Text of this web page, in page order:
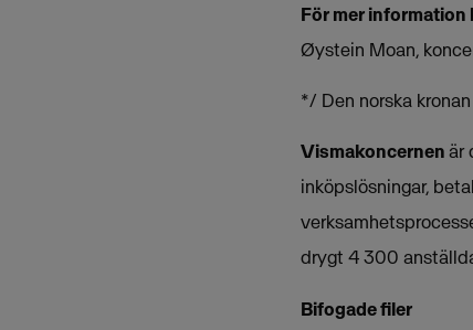
För mer
Øystein Moan,
*/ Den norska
Vismakoncernenär
inköpslösningar,
drygt 4 300
Bifogade filer